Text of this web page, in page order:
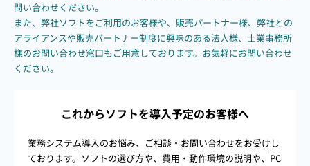
問い合わせください。
また、弊社ソフトをご利用のお客様や、販売パートナー様、弊社との
アライアンスや販売パートナー制度に興味のある法人様、士業事務所
様のお問い合わせ窓口もご用意しております。お気軽にお問い合わせ
ください。
これからソフトを導入予定のお客様へ
業務システム導入のお悩み、ご相談・お問い合わせをお受けし
ております。ソフトの選び方や、費用・動作環境の説明や、PC